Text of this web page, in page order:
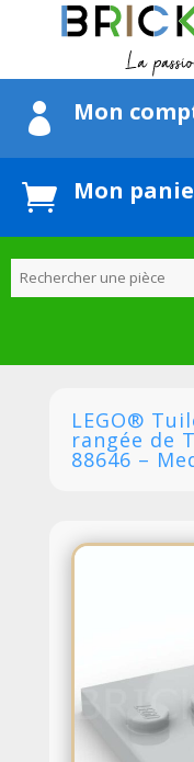
 Mon
 Mon
LEGO®
rangée de
88646 –